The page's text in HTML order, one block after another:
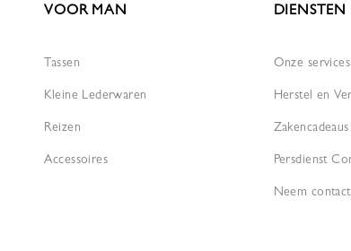
VOOR MAN
Tassen
Kleine Lederwaren
Reizen
Accessoires
DIENSTEN
Onze services
Herstel en
Zakencadeaus
Persdienst
Neem